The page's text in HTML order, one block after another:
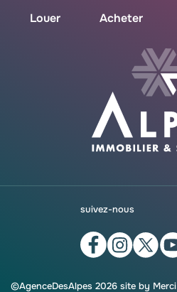
Louer Acheter
©AgenceDesAlpes 2026 site by Merci
suivez-nous